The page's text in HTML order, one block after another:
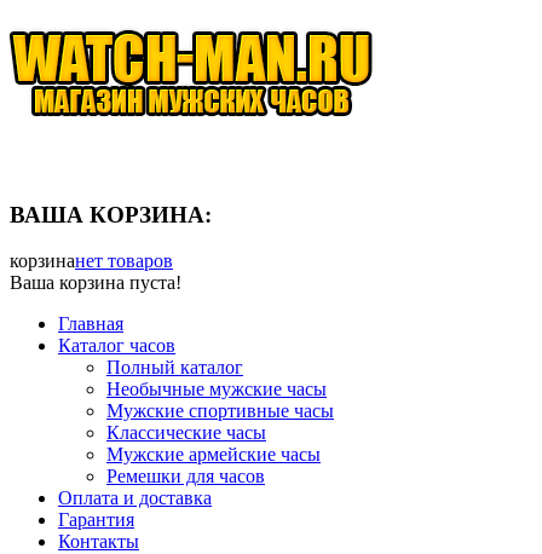
ВАША КОРЗИНА:
корзинанет товаров
Ваша корзина пуста!
Главная
Каталог часов
Полный каталог
Необычные мужские часы
Мужские спортивные часы
Классические часы
Мужские армейские часы
Ремешки для часов
Оплата и доставка
Гарантия
Контакты